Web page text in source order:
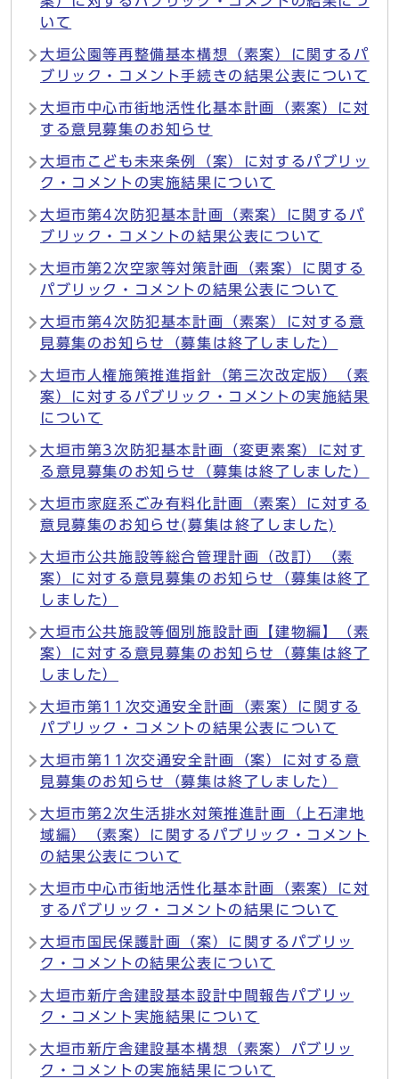
いて
大垣公園等再整備基本構想（素案）に関するパ
ブリック・コメント手続きの結果公表について
大垣市中心市街地活性化基本計画（素案）に対
する意見募集のお知らせ
大垣市こども未来条例（案）に対するパブリッ
ク・コメントの実施結果について
大垣市第4次防犯基本計画（素案）に関するパ
ブリック・コメントの結果公表について
大垣市第2次空家等対策計画（素案）に関する
パブリック・コメントの結果公表について
大垣市第4次防犯基本計画（素案）に対する意
見募集のお知らせ（募集は終了しました）
大垣市人権施策推進指針（第三次改定版）（素
案）に対するパブリック・コメントの実施結果
について
大垣市第3次防犯基本計画（変更素案）に対す
る意見募集のお知らせ（募集は終了しました）
大垣市家庭系ごみ有料化計画（素案）に対する
意見募集のお知らせ(募集は終了しました)
大垣市公共施設等総合管理計画（改訂）（素
案）に対する意見募集のお知らせ（募集は終了
しました）
大垣市公共施設等個別施設計画【建物編】（素
案）に対する意見募集のお知らせ（募集は終了
しました）
大垣市第11次交通安全計画（素案）に関する
パブリック・コメントの結果公表について
大垣市第11次交通安全計画（案）に対する意
見募集のお知らせ（募集は終了しました）
大垣市第2次生活排水対策推進計画（上石津地
域編）（素案）に関するパブリック・コメント
の結果公表について
大垣市中心市街地活性化基本計画（素案）に対
するパブリック・コメントの結果について
大垣市国民保護計画（案）に関するパブリッ
ク・コメントの結果公表について
大垣市新庁舎建設基本設計中間報告パブリッ
ク・コメント実施結果について
大垣市新庁舎建設基本構想（素案）パブリッ
ク・コメントの実施結果について